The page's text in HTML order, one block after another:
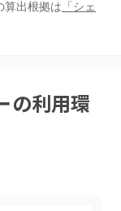
算出根拠は 「シェ
の利用環